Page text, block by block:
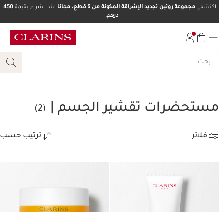
انتقل إلى أسفل الصفحة
اكتشفيمجموعة روتين تجديد الإشراقة المكونة من 6 قطع، مجانا عند الشراء بقيمة450
درهم.
مستحضرات تقشير الجسم | (2)
فلاتر ترتيب حسب